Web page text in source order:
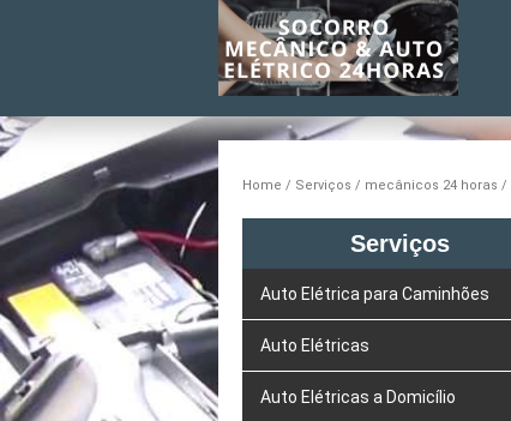
Home Serviços mecânicos 24 horas
Serviços
Auto Elétrica para Caminhões
Auto Elétricas
Auto Elétricas a Domicílio